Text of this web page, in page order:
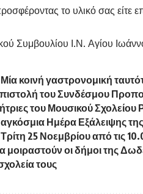
το υλικό σας είτε
Συμβουλίου Ι.Ν. Αγίου
κοινή γαστρονομική
του Συνδέσμου
του Μουσικού
Ημέρα Εξάλειψης
25 Νοεμβρίου από τις
μοιραστούν οι δήμοι της
τους